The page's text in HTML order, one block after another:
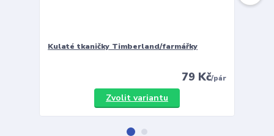
Kulaté tkaničky Timberland/farmářky
79 Kč/pár
Zvolit variantu